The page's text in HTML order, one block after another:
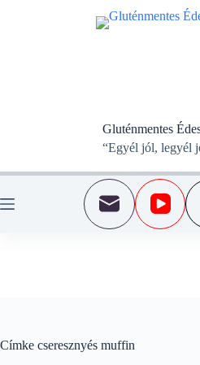
Gluténmentes
“Egyél jól, legyél
Címke cseresznyés muffin